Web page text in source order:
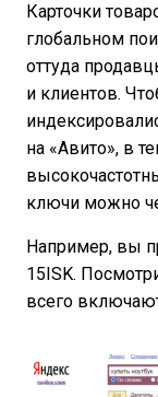
Карточки
глобальном
оттуда
и клиентов.
на «Авито», в
ключи можно
Например, вы
15ISK.
всего